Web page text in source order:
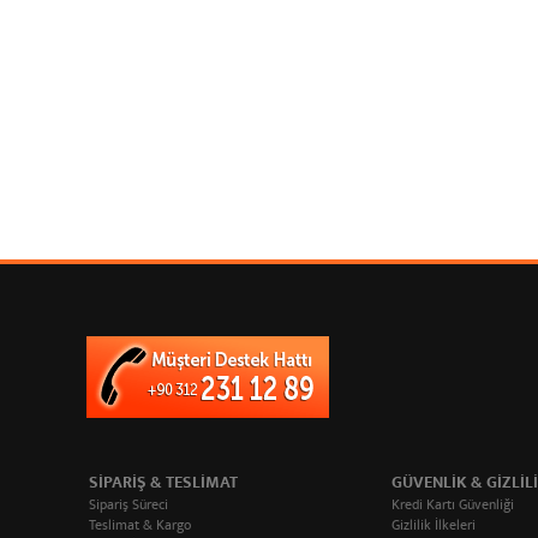
SIPARIŞ & TESLIMAT
Sipariş Süreci
Teslimat & Kargo
GÜVENLIK &
Kredi Kartı Güvenliği
Gizlilik İlkeleri